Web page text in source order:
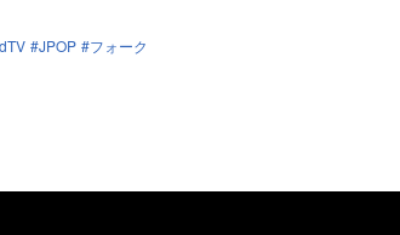
dTV JPOP フォーク